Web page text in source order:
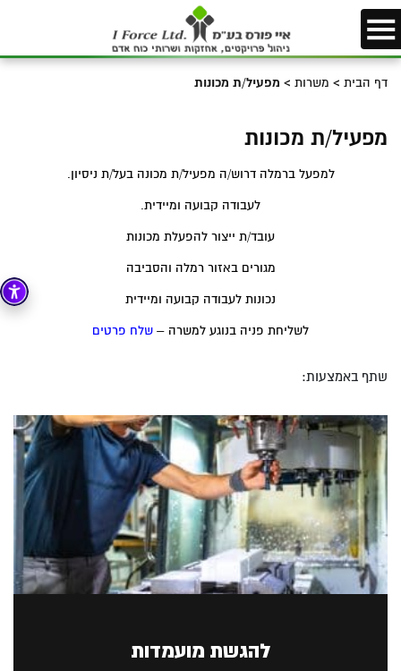
דף הבית > משרות > מפעיל/ת מכונות
מפעיל/ת מכונות
למפעל ברמלה דרוש/ה מפעיל/ת מכונה בעל/ת ניסיון.
לעבודה קבועה ומיידית.
עובד/ת ייצור להפעלת מכונות
מגורים באזור רמלה והסביבה
נכונות לעבודה קבועה ומיידית
לשליחת פניה בנוגע למשרה – שלח פרטים
שתף באמצעות:
להגשת מועמדות